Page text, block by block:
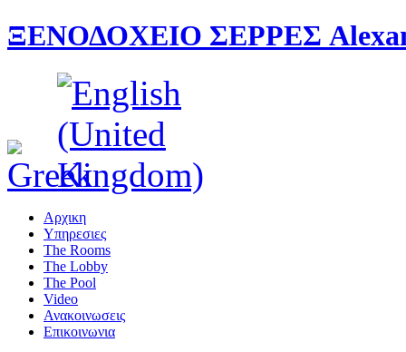
ΞΕΝΟΔΟΧΕΙΟ ΣΕΡΡΕΣ
Αρχικη
Υπηρεσιες
The Rooms
The Lobby
The Pool
Video
Ανακοινωσεις
Επικοινωνια